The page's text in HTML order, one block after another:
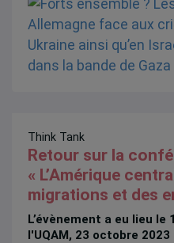
Think Tank
Retour sur la
« L’Amérique
migrations et des
L’évènement a eu lieu le
l'UQAM, 23 octobre 2023